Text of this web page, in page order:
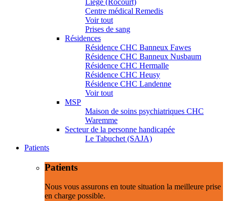
Liège (Rocourt)
Centre médical Remedis
Voir tout
Prises de sang
Résidences
Résidence CHC Banneux Fawes
Résidence CHC Banneux Nusbaum
Résidence CHC Hermalle
Résidence CHC Heusy
Résidence CHC Landenne
Voir tout
MSP
Maison de soins psychiatriques CHC
Waremme
Secteur de la personne handicapée
Le Tabuchet (SAJA)
Patients
Patients
Nous vous assurons en toute situation la meilleure prise
en charge possible.